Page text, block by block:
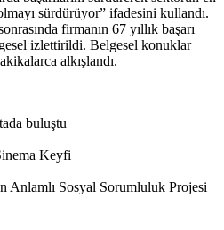
sürdürüyor” ifadesini kullandı.
firmanın 67 yıllık başarı
izlettirildi. Belgesel konuklar
alkışlandı.
buluştu
Keyfi
Anlamlı Sosyal Sorumluluk Projesi